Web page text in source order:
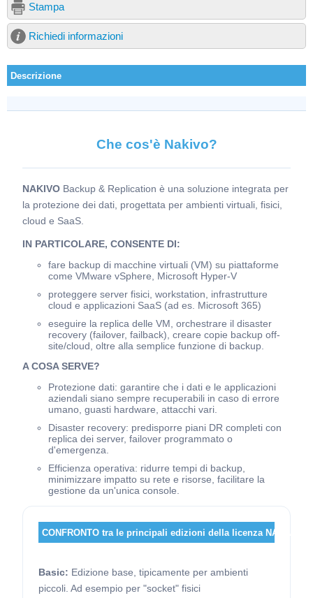
Stampa
Richiedi informazioni
Descrizione
Che cos'è Nakivo?
NAKIVO Backup & Replication è una soluzione integrata per
la protezione dei dati, progettata per ambienti virtuali, fisici,
cloud e SaaS.
IN PARTICOLARE, CONSENTE DI:
fare backup di macchine virtuali (VM) su piattaforme
come VMware vSphere, Microsoft Hyper-V
proteggere server fisici, workstation, infrastrutture
cloud e applicazioni SaaS (ad es. Microsoft 365)
eseguire la replica delle VM, orchestrare il disaster
recovery (failover, failback), creare copie backup off-
site/cloud, oltre alla semplice funzione di backup.
A COSA SERVE?
Protezione dati: garantire che i dati e le applicazioni
aziendali siano sempre recuperabili in caso di errore
umano, guasti hardware, attacchi vari.
Disaster recovery: predisporre piani DR completi con
replica dei server, failover programmato o
d'emergenza.
Efficienza operativa: ridurre tempi di backup,
minimizzare impatto su rete e risorse, facilitare la
gestione da un'unica console.
CONFRONTO tra le principali edizioni della licenza NAKIVO:
Basic: Edizione base, tipicamente per ambienti
piccoli. Ad esempio per "socket" fisici